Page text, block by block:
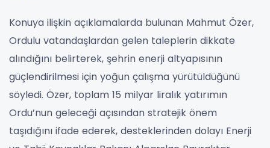
Konuya ilişkin açıklamalarda bulunan Mahmut Özer,
Ordulu vatandaşlardan gelen taleplerin dikkate
alındığını belirterek, şehrin enerji altyapısının
güçlendirilmesi için yoğun çalışma yürütüldüğünü
söyledi. Özer, toplam 15 milyar liralık yatırımın
Ordu’nun geleceği açısından stratejik önem
taşıdığını ifade ederek, desteklerinden dolayı Enerji